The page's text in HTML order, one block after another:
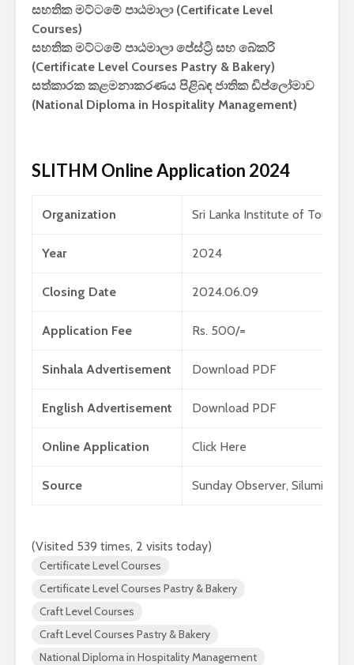
සහතික මට්ටමේ පාඨමාලා (Certificate Level
Courses)
සහතික මට්ටමේ පාඨමාලා පේස්ට්‍රි සහ බේකරි
(Certificate Level Courses Pastry & Bakery)
සත්කාරක කළමනාකරණය පිළිබඳ ජාතික ඩිප්ලෝමාව
(National Diploma in Hospitality Management)
SLITHM Online Application 2024
Organization Sri Lanka Institute of
Year 2024
Closing Date 2024.06.09
Application Fee Rs. 500/=
Sinhala Advertisement Download PDF
English Advertisement Download PDF
Online Application Click Here
Source Sunday Observer, Silumina
(Visited 539 times, 2 visits today)
Certificate Level Courses
Certificate Level Courses Pastry & Bakery
Craft Level Courses
Craft Level Courses Pastry & Bakery
National Diploma in Hospitality Management
පාසල්වල පළමු
ඇතුළත් කිරීමේ
චක්‍රලේඛය
මිලියන 1.5 කට අධික
ග්‍රාහකයින් සම්බන්ධ
කරමින්, ශ්‍රී ලංකාවේ
Photoshop, Acrobat
Power BI විශාලතම
2026 යාවත්කාලීනය
මාරුවීම